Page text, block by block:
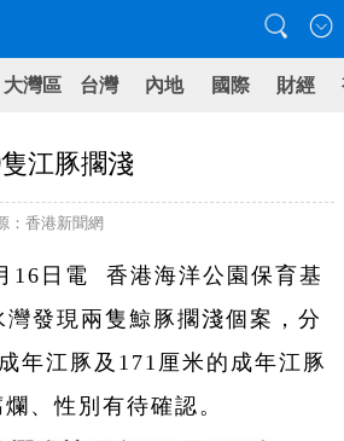
大灣區 台灣 內地 國際 財經
江豚擱淺
：香港新聞網
16日電 香港海洋公園保育基
發現兩隻鯨豚擱淺個案，分
年江豚及171厘米的成年江豚
、性別有待確認。